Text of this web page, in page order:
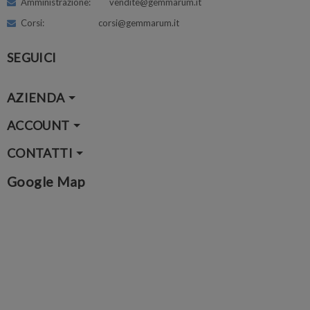
Corsi: corsi@gemmarum.it
SEGUICI
AZIENDA
ACCOUNT
CONTATTI
Google Map